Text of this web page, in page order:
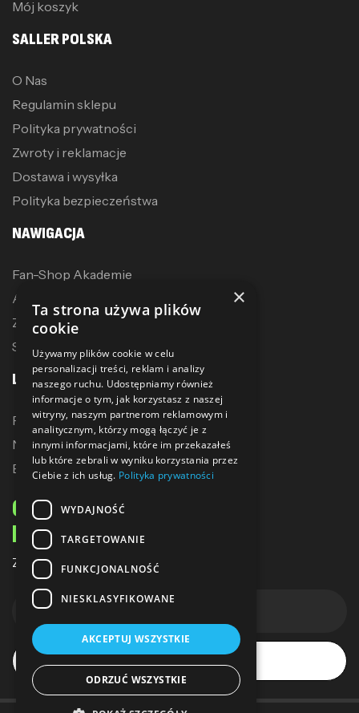
Mój koszyk
SALLER POLSKA
O Nas
Regulamin sklepu
Polityka prywatności
Zwroty i reklamacje
Dostawa i wysyłka
Polityka bezpieczeństwa
NAWIGACJA
Fan-Shop Akademie
Akcesoria treningowe
Zostań dystrybutorem
Sublimacja
LINKI
Promocje
Nowe produkty
Bestsellery
ODBIERZ 10% ZNIŻKI
NA PIERWSZE ZAKUPY
Zapisz się do naszego newslettera
Subskrybuj
×
Ta strona używa plików
cookie
Używamy plików cookie w celu
personalizacji treści, reklam i analizy
naszego ruchu. Udostępniamy również
informacje o tym, jak korzystasz z naszej
witryny, naszym partnerom reklamowym i
analitycznym, którzy mogą łączyć je z
innymi informacjami, które im przekazałeś
lub które zebrali w wyniku korzystania przez
Ciebie z ich usług. Polityka prywatności
WYDAJNOŚĆ
TARGETOWANIE
FUNKCJONALNOŚĆ
NIESKLASYFIKOWANE
AKCEPTUJ WSZYSTKIE
ODRZUĆ WSZYSTKIE